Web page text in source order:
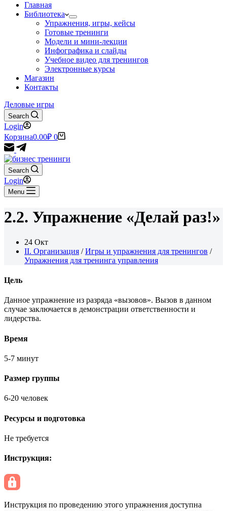
Главная
Библиотека
Упражнения, игры, кейсы
Готовые тренинги
Модели и мини-лекции
Инфографика и слайды
Учебное видео для тренингов
Электронные курсы
Магазин
Контакты
Деловые игры
Search
Login
Корзина0.00₽ 0
Search
Login
Menu
2.2. Упражнение «Делай раз!»
24 Окт
II. Организация /Игры и упражнения для тренингов /
Упражнения для тренинга управления
Цель
Данное упражнение из разряда «вызовов». Вызов в данном
случае заключается в демонстрации ответственности и
лидерства.
Время
5-7 минут
Размер группы
6-20 человек
Ресурсы и подготовка
Не требуется
Инструкция:
Инструкция по проведению этого упражнения доступна